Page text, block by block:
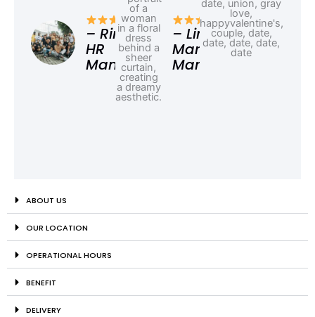
– Rina,
HR
Manager
– Linda,
Marketing
Manager
ABOUT US
OUR LOCATION
OPERATIONAL HOURS
BENEFIT
DELIVERY